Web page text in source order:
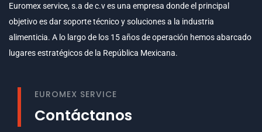
Euromex service, s.a de c.v es una empresa donde el principal
objetivo es dar soporte técnico y soluciones a la industria
alimenticia. A lo largo de los 15 años de operación hemos abarcado
lugares estratégicos de la República Mexicana.
EUROMEX SERVICE
Contáctanos